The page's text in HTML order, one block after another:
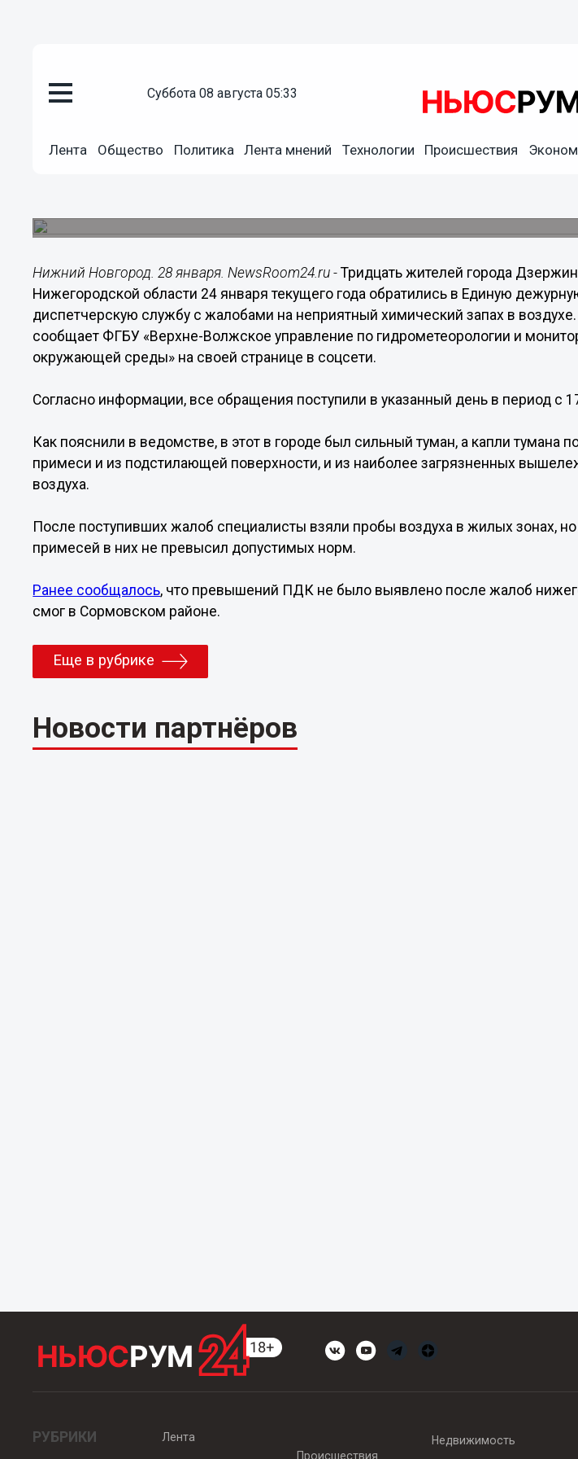
суббота 08 августа 05:33
Лента Общество Политика Лента мнений Технологии Происшествия
Жалобы на химический запах в воздухе поступили от
Нижний Новгород. 28 января. NewsRoom24.ru -Тридцать жителей города
Нижегородской области 24 января текущего года обратились в Единую
диспетчерскую службу с жалобами на неприятный химический запах в
сообщает ФГБУ «Верхне-Волжское управление по гидрометеорологии и
окружающей среды» на своей странице в соцсети.
Согласно информации, все обращения поступили в указанный день в период с
Как пояснили в ведомстве, в этот в городе был сильный туман, а капли тумана
примеси и из подстилающей поверхности, и из наиболее загрязненных
воздуха.
После поступивших жалоб специалисты взяли пробы воздуха в жилых зонах,
примесей в них не превысил допустимых норм.
Ранее сообщалось, что превышений ПДК не было выявлено после жалоб
смог в Сормовском районе.
Еще в рубрике
Новости партнёров
РУБРИКИ
Лента
Происшествия
Недвижимость